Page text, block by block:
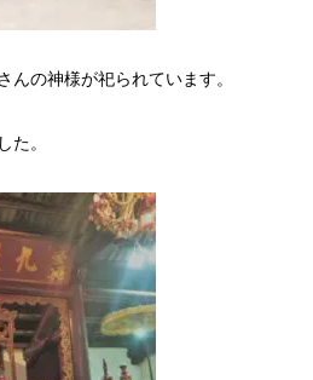
んの神様が祀られています。
た。